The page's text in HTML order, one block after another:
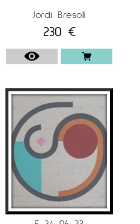
Jordi Bresolí
230 €